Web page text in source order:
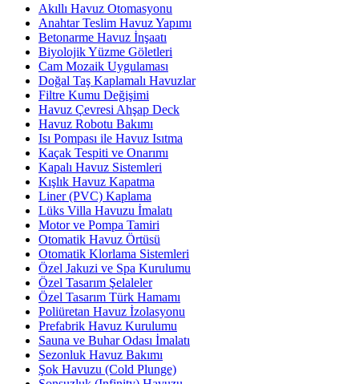
Akıllı Havuz Otomasyonu
Anahtar Teslim Havuz Yapımı
Betonarme Havuz İnşaatı
Biyolojik Yüzme Göletleri
Cam Mozaik Uygulaması
Doğal Taş Kaplamalı Havuzlar
Filtre Kumu Değişimi
Havuz Çevresi Ahşap Deck
Havuz Robotu Bakımı
Isı Pompası ile Havuz Isıtma
Kaçak Tespiti ve Onarımı
Kapalı Havuz Sistemleri
Kışlık Havuz Kapatma
Liner (PVC) Kaplama
Lüks Villa Havuzu İmalatı
Motor ve Pompa Tamiri
Otomatik Havuz Örtüsü
Otomatik Klorlama Sistemleri
Özel Jakuzi ve Spa Kurulumu
Özel Tasarım Şelaleler
Özel Tasarım Türk Hamamı
Poliüretan Havuz İzolasyonu
Prefabrik Havuz Kurulumu
Sauna ve Buhar Odası İmalatı
Sezonluk Havuz Bakımı
Şok Havuzu (Cold Plunge)